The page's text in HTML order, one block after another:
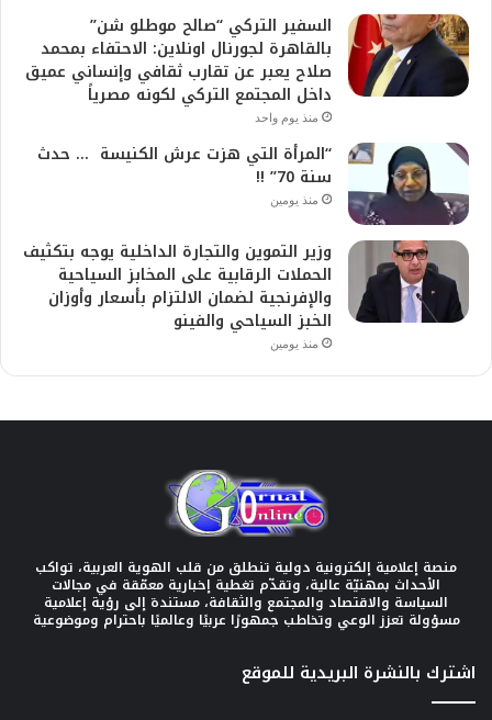
السفير التركي “صالح موطلو شن”
بالقاهرة لجورنال اونلاين: الاحتفاء بمحمد
صلاح يعبر عن تقارب ثقافي وإنساني عميق
داخل المجتمع التركي لكونه مصرياً
منذ يوم واحد
“المرأة التي هزت عرش الكنيسة … حدث
سنة 70” !!
منذ يومين
وزير التموين والتجارة الداخلية يوجه بتكثيف
الحملات الرقابية على المخابز السياحية
والإفرنجية لضمان الالتزام بأسعار وأوزان
الخبز السياحي والفينو
منذ يومين
منصة إعلامية إلكترونية دولية تنطلق من قلب الهوية العربية، تواكب
الأحداث بمهنيّة عالية، وتقدّم تغطية إخبارية معمّقة في مجالات
السياسة والاقتصاد والمجتمع والثقافة، مستندة إلى رؤية إعلامية
مسؤولة تعزز الوعي وتخاطب جمهورًا عربيًا وعالميًا باحترام وموضوعية
اشترك بالنشرة البريدية للموقع